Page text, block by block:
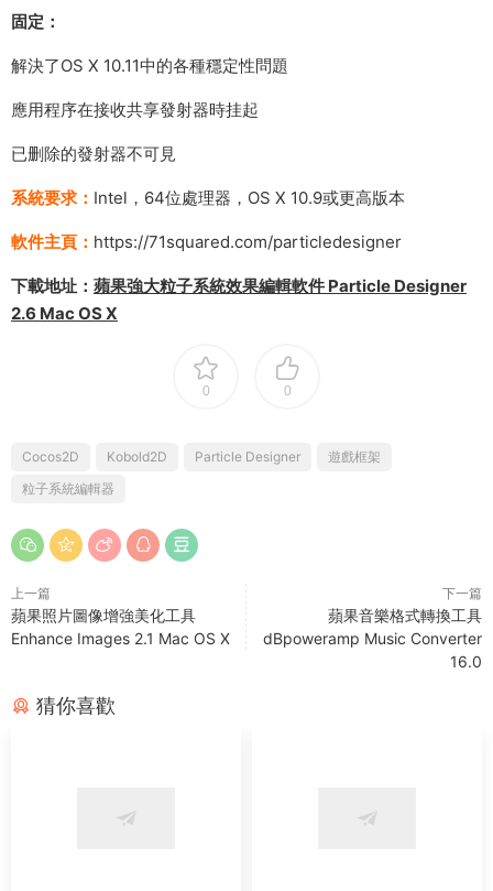
固定：
解決了OS X 10.11中的各種穩定性問題
應用程序在接收共享發射器時挂起
已删除的發射器不可見
系統要求： Intel，64位處理器，OS X 10.9或更高版本
軟件主頁： https://71squared.com/particledesigner
下載地址： 蘋果強大粒子系統效果編輯軟件 Particle Designer
2.6 Mac OS X
0 0
Cocos2D Kobold2D Particle Designer
遊戲框架
粒子系統編輯器
上一篇
蘋果照片圖像增強美化工具
Enhance Images 2.1 Mac OS X
下一篇
蘋果音樂格式轉換工具
dBpoweramp Music Converter
16.0
猜你喜歡